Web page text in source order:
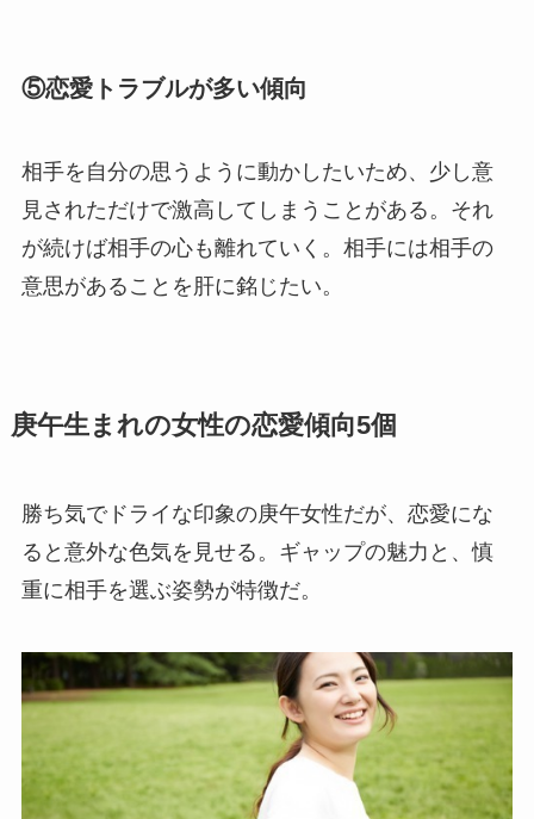
⑤恋愛トラブルが多い傾向
相手を自分の思うように動かしたいため、少し意
見されただけで激高してしまうことがある。それ
が続けば相手の心も離れていく。相手には相手の
意思があることを肝に銘じたい。
庚午生まれの女性の恋愛傾向5個
勝ち気でドライな印象の庚午女性だが、恋愛にな
ると意外な色気を見せる。ギャップの魅力と、慎
重に相手を選ぶ姿勢が特徴だ。